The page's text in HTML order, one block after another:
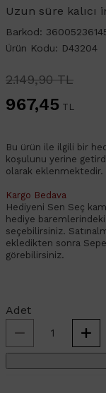
Uzun süre kalıcı
Barkod:
Ürün Kodu: D43204
2.149,90 TL
967,45 TL
Bu ürün ile ilgili bir
koşulunu yerine
olarak eklenmektedir.
Kargo Bedava
Hediyeni Sen Seç
hediye
seçebilirsiniz.
ekledikten sonra
görebilirsiniz.
Adet